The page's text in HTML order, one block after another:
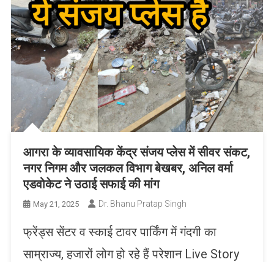
आगरा के व्यावसायिक केंद्र संजय प्लेस में सीवर संकट,
नगर निगम और जलकल विभाग बेखबर, अनिल वर्मा
एडवोकेट ने उठाई सफाई की मांग
May 21, 2025 Dr. Bhanu Pratap Singh
फ्रेंड्स सेंटर व स्काई टावर पार्किंग में गंदगी का
साम्राज्य, हजारों लोग हो रहे हैं परेशान Live Story